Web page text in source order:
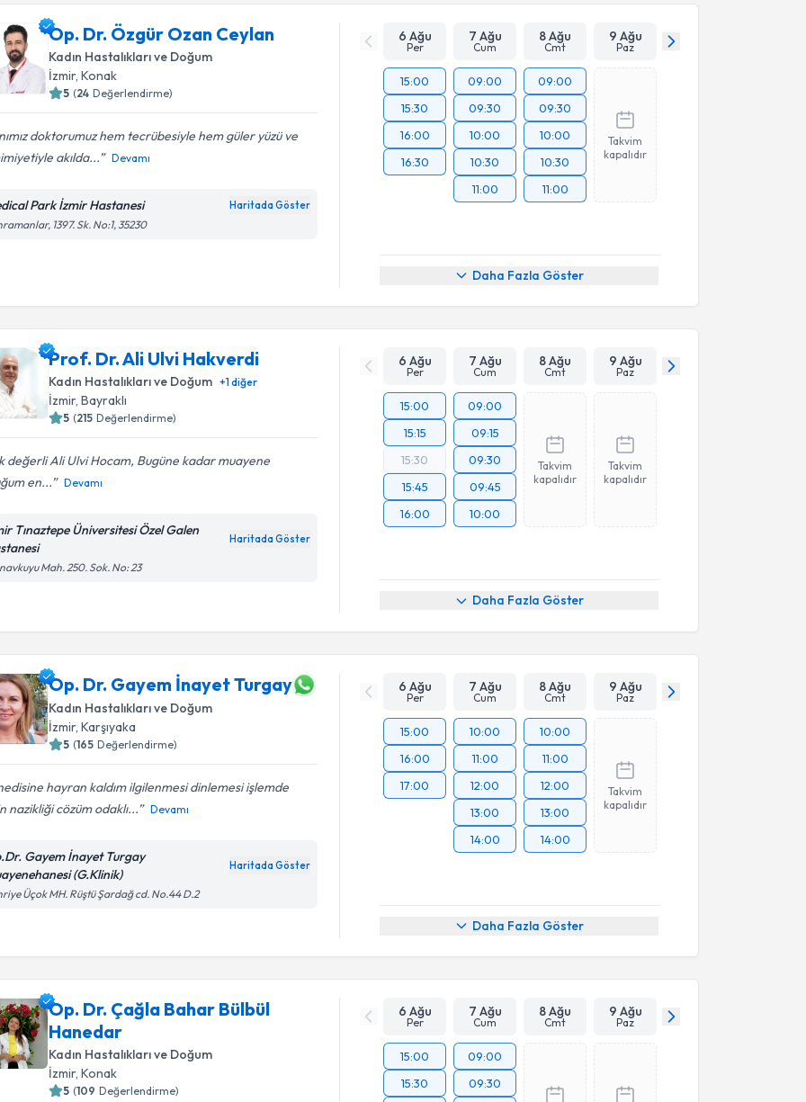
Op. Dr. Özgür Ozan Ceylan
Kadın Hastalıkları ve Doğum
İzmir, Konak
5 (24 Değerlendirme)
doktorumuz hem tecrübesiyle hem güler yüzü ve
akılda...
Devamı
Park İzmir Hastanesi Haritada Göster
1397. Sk. No:1, 35230
6 Ağu
Per
7 Ağu
Cum
8 Ağu
Cmt
9 Ağu
Paz
15:00
15:30
16:00
16:30
09:00
09:30
10:00
10:30
11:00
09:00
09:30
10:00
10:30
11:00
Takvim
kapalıdır
Daha Fazla Göster
Prof. Dr. Ali Ulvi Hakverdi
Kadın Hastalıkları ve Doğum +1diğer
İzmir, Bayraklı
5 (215 Değerlendirme)
değerli Ali Ulvi Hocam, Bugüne kadar muayene
en...
Devamı
Tınaztepe Üniversitesi Özel Galen
Haritada Göster
Mah. 250. Sok. No: 23
6 Ağu
Per
7 Ağu
Cum
8 Ağu
Cmt
9 Ağu
Paz
15:00
15:15
15:30
15:45
16:00
09:00
09:15
09:30
09:45
10:00
Takvim
kapalıdır
Takvim
kapalıdır
Daha Fazla Göster
Op. Dr. Gayem İnayet Turgay
Kadın Hastalıkları ve Doğum
İzmir, Karşıyaka
5 (165 Değerlendirme)
hayran kaldım ilgilenmesi dinlemesi işlemde
nazikliği cözüm odaklı...
Devamı
Gayem İnayet Turgay
(G.Klinik)
Haritada Göster
Üçok MH. Rüştü Şardağ cd. No.44 D.2
6 Ağu
Per
7 Ağu
Cum
8 Ağu
Cmt
9 Ağu
Paz
15:00
16:00
17:00
10:00
11:00
12:00
13:00
14:00
10:00
11:00
12:00
13:00
14:00
Takvim
kapalıdır
Daha Fazla Göster
Op. Dr. Çağla Bahar Bülbül
Hanedar
Kadın Hastalıkları ve Doğum
İzmir, Konak
5 (109 Değerlendirme)
6 Ağu
Per
7 Ağu
Cum
8 Ağu
Cmt
9 Ağu
Paz
15:00
15:30
09:00
09:30